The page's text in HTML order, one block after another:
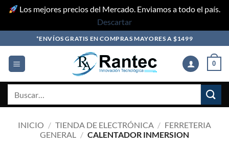
Los mejores precios del Mercado. Enviamos a todo el país.
Descartar
to
content
*ENVÍOS GRATIS EN COMPRAS MAYORES A $1499
0
INICIO / TIENDA DE ELECTRÓNICA / FERRETERIA
GENERAL / CALENTADOR INMERSION